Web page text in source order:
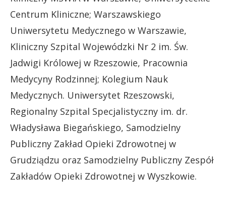
Centrum Kliniczne; Warszawskiego
Uniwersytetu Medycznego w Warszawie,
Kliniczny Szpital Wojewódzki Nr 2 im. Św.
Jadwigi Królowej w Rzeszowie, Pracownia
Medycyny Rodzinnej; Kolegium Nauk
Medycznych. Uniwersytet Rzeszowski,
Regionalny Szpital Specjalistyczny im. dr.
Władysława Biegańskiego, Samodzielny
Publiczny Zakład Opieki Zdrowotnej w
Grudziądzu oraz Samodzielny Publiczny Zespół
Zakładów Opieki Zdrowotnej w Wyszkowie.